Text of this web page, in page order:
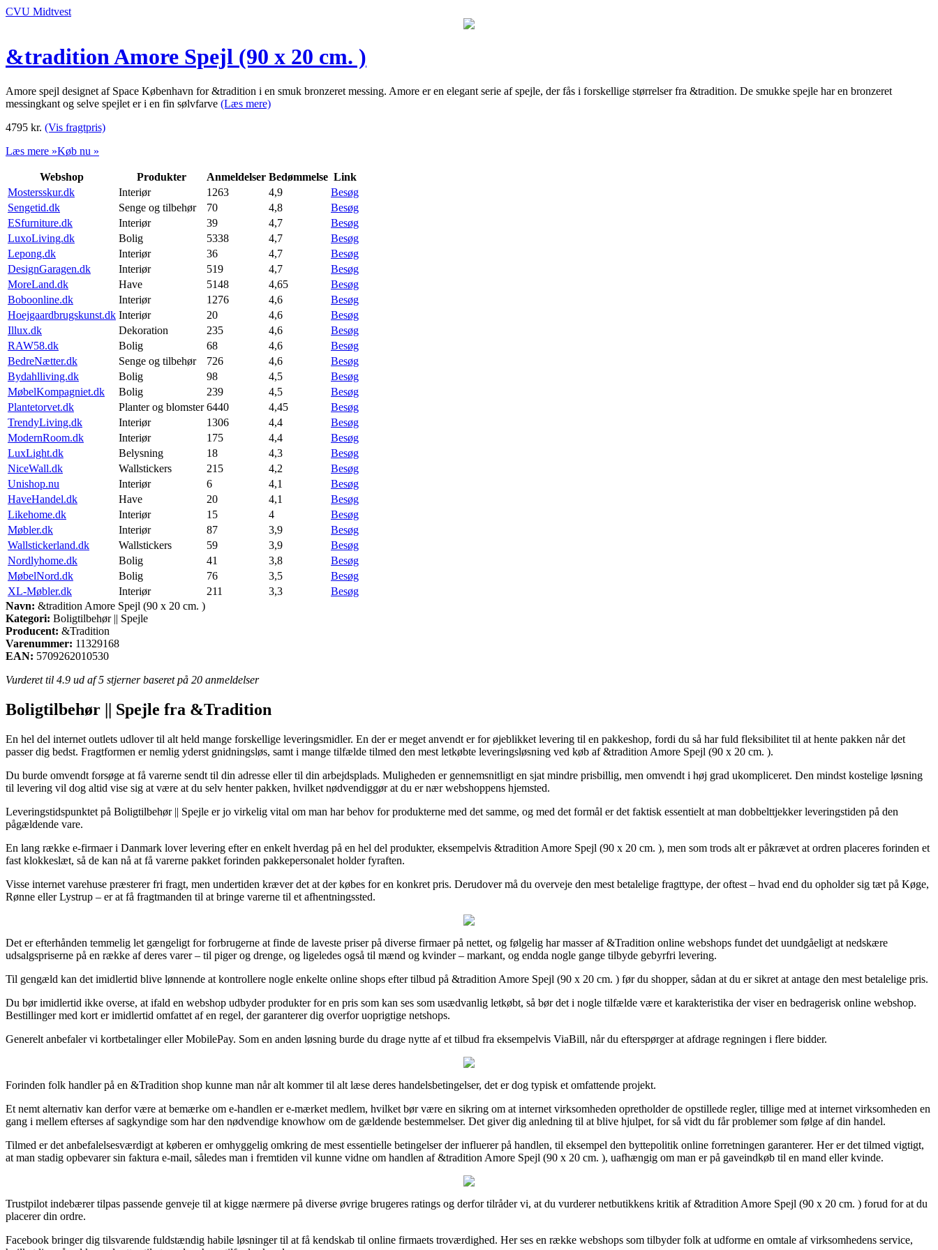
CVU Midtvest
&tradition Amore Spejl (90 x 20 cm. )
Amore spejl designet af Space København for &tradition i en smuk bronzeret messing. Amore er en elegant serie af spejle, der fås i forskellige størrelser fra &tradition. De smukke spejle har en bronzeret
messingkant og selve spejlet er i en fin sølvfarve (Læs mere)
4795 kr. (Vis fragtpris)
Læs mere »Køb nu »
Webshop Produkter Anmeldelser Bedømmelse Link
Mostersskur.dk
Interiør 1263 4,9
Besøg
Sengetid.dk
Senge og tilbehør 70 4,8
Besøg
ESfurniture.dk
Interiør 39 4,7
Besøg
LuxoLiving.dk
Bolig 5338 4,7
Besøg
Lepong.dk
Interiør 36 4,7
Besøg
DesignGaragen.dk
Interiør 519 4,7
Besøg
MoreLand.dk
Have 5148 4,65
Besøg
Boboonline.dk
Interiør 1276 4,6
Besøg
Hoejgaardbrugskunst.dk Interiør 20 4,6
Besøg
Illux.dk
Dekoration 235 4,6
Besøg
RAW58.dk
Bolig 68 4,6
Besøg
BedreNætter.dk
Senge og tilbehør 726 4,6
Besøg
Bydahlliving.dk
Bolig 98 4,5
Besøg
MøbelKompagniet.dk
Bolig 239 4,5
Besøg
Plantetorvet.dk
Planter og blomster 6440 4,45
Besøg
TrendyLiving.dk
Interiør 1306 4,4
Besøg
ModernRoom.dk
Interiør 175 4,4
Besøg
LuxLight.dk
Belysning 18 4,3
Besøg
NiceWall.dk
Wallstickers 215 4,2
Besøg
Unishop.nu
Interiør 6 4,1
Besøg
HaveHandel.dk
Have 20 4,1
Besøg
Likehome.dk
Interiør 15 4
Besøg
Møbler.dk
Interiør 87 3,9
Besøg
Wallstickerland.dk
Wallstickers 59 3,9
Besøg
Nordlyhome.dk
Bolig 41 3,8
Besøg
MøbelNord.dk
Bolig 76 3,5
Besøg
XL-Møbler.dk
Interiør 211 3,3
Besøg
Navn: &tradition Amore Spejl (90 x 20 cm. )
Kategori: Boligtilbehør || Spejle
Producent: &Tradition
Varenummer: 11329168
EAN: 5709262010530
Vurderet til 4.9 ud af 5 stjerner baseret på 20 anmeldelser
Boligtilbehør || Spejle fra &Tradition
En hel del internet outlets udlover til alt held mange forskellige leveringsmidler. En der er meget anvendt er for øjeblikket levering til en pakkeshop, fordi du så har fuld fleksibilitet til at hente pakken når det
passer dig bedst. Fragtformen er nemlig yderst gnidningsløs, samt i mange tilfælde tilmed den mest letkøbte leveringsløsning ved køb af &tradition Amore Spejl (90 x 20 cm. ).
Du burde omvendt forsøge at få varerne sendt til din adresse eller til din arbejdsplads. Muligheden er gennemsnitligt en sjat mindre prisbillig, men omvendt i høj grad ukompliceret. Den mindst kostelige løsning
til levering vil dog altid vise sig at være at du selv henter pakken, hvilket nødvendiggør at du er nær webshoppens hjemsted.
Leveringstidspunktet på Boligtilbehør || Spejle er jo virkelig vital om man har behov for produkterne med det samme, og med det formål er det faktisk essentielt at man dobbelttjekker leveringstiden på den
pågældende vare.
En lang række e-firmaer i Danmark lover levering efter en enkelt hverdag på en hel del produkter, eksempelvis &tradition Amore Spejl (90 x 20 cm. ), men som trods alt er påkrævet at ordren placeres forinden et
fast klokkeslæt, så de kan nå at få varerne pakket forinden pakkepersonalet holder fyraften.
Visse internet varehuse præsterer fri fragt, men undertiden kræver det at der købes for en konkret pris. Derudover må du overveje den mest betalelige fragttype, der oftest – hvad end du opholder sig tæt på Køge,
Rønne eller Lystrup – er at få fragtmanden til at bringe varerne til et afhentningssted.
Det er efterhånden temmelig let gængeligt for forbrugerne at finde de laveste priser på diverse firmaer på nettet, og følgelig har masser af &Tradition online webshops fundet det uundgåeligt at nedskære
udsalgspriserne på en række af deres varer – til piger og drenge, og ligeledes også til mænd og kvinder – markant, og endda nogle gange tilbyde gebyrfri levering.
Til gengæld kan det imidlertid blive lønnende at kontrollere nogle enkelte online shops efter tilbud på &tradition Amore Spejl (90 x 20 cm. ) før du shopper, sådan at du er sikret at antage den mest betalelige pris.
Du bør imidlertid ikke overse, at ifald en webshop udbyder produkter for en pris som kan ses som usædvanlig letkøbt, så bør det i nogle tilfælde være et karakteristika der viser en bedragerisk online webshop.
Bestillinger med kort er imidlertid omfattet af en regel, der garanterer dig overfor uoprigtige netshops.
Generelt anbefaler vi kortbetalinger eller MobilePay. Som en anden løsning burde du drage nytte af et tilbud fra eksempelvis ViaBill, når du efterspørger at afdrage regningen i flere bidder.
Forinden folk handler på en &Tradition shop kunne man når alt kommer til alt læse deres handelsbetingelser, det er dog typisk et omfattende projekt.
Et nemt alternativ kan derfor være at bemærke om e-handlen er e-mærket medlem, hvilket bør være en sikring om at internet virksomheden opretholder de opstillede regler, tillige med at internet virksomheden en
gang i mellem efterses af sagkyndige som har den nødvendige knowhow om de gældende bestemmelser. Det giver dig anledning til at blive hjulpet, for så vidt du får problemer som følge af din handel.
Tilmed er det anbefalelsesværdigt at køberen er omhyggelig omkring de mest essentielle betingelser der influerer på handlen, til eksempel den byttepolitik online forretningen garanterer. Her er det tilmed vigtigt,
at man stadig opbevarer sin faktura e-mail, således man i fremtiden vil kunne vidne om handlen af &tradition Amore Spejl (90 x 20 cm. ), uafhængig om man er på gaveindkøb til en mand eller kvinde.
Trustpilot indebærer tilpas passende genveje til at kigge nærmere på diverse øvrige brugeres ratings og derfor tilråder vi, at du vurderer netbutikkens kritik af &tradition Amore Spejl (90 x 20 cm. ) forud for at du
placerer din ordre.
Facebook bringer dig tilsvarende fuldstændig habile løsninger til at få kendskab til online firmaets troværdighed. Her ses en række webshops som tilbyder folk at udforme en omtale af virksomhedens service,